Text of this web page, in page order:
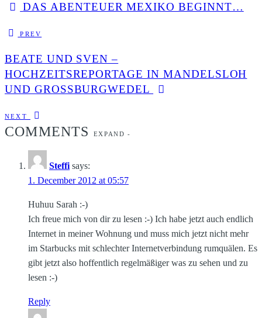
DAS ABENTEUER MEXIKO BEGINNT…
PREV
BEATE UND SVEN –
HOCHZEITSREPORTAGE IN MANDELSLOH
UND GROSSBURGWEDEL
NEXT
COMMENTS EXPAND -
Steffi says:
1. December 2012 at 05:57
Huhuu Sarah :-)
Ich freue mich von dir zu lesen :-) Ich habe jetzt auch endlich
Internet in meiner Wohnung und muss mich jetzt nicht mehr
im Starbucks mit schlechter Internetverbindung rumquälen. Es
gibt jetzt also hoffentlich regelmäßiger was zu sehen und zu
lesen :-)
Reply